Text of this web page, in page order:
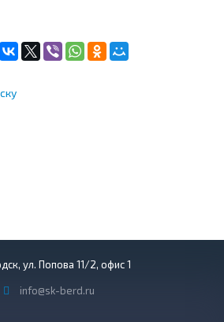
ул. Попова 11/2, офис 1
info@sk-berd.ru